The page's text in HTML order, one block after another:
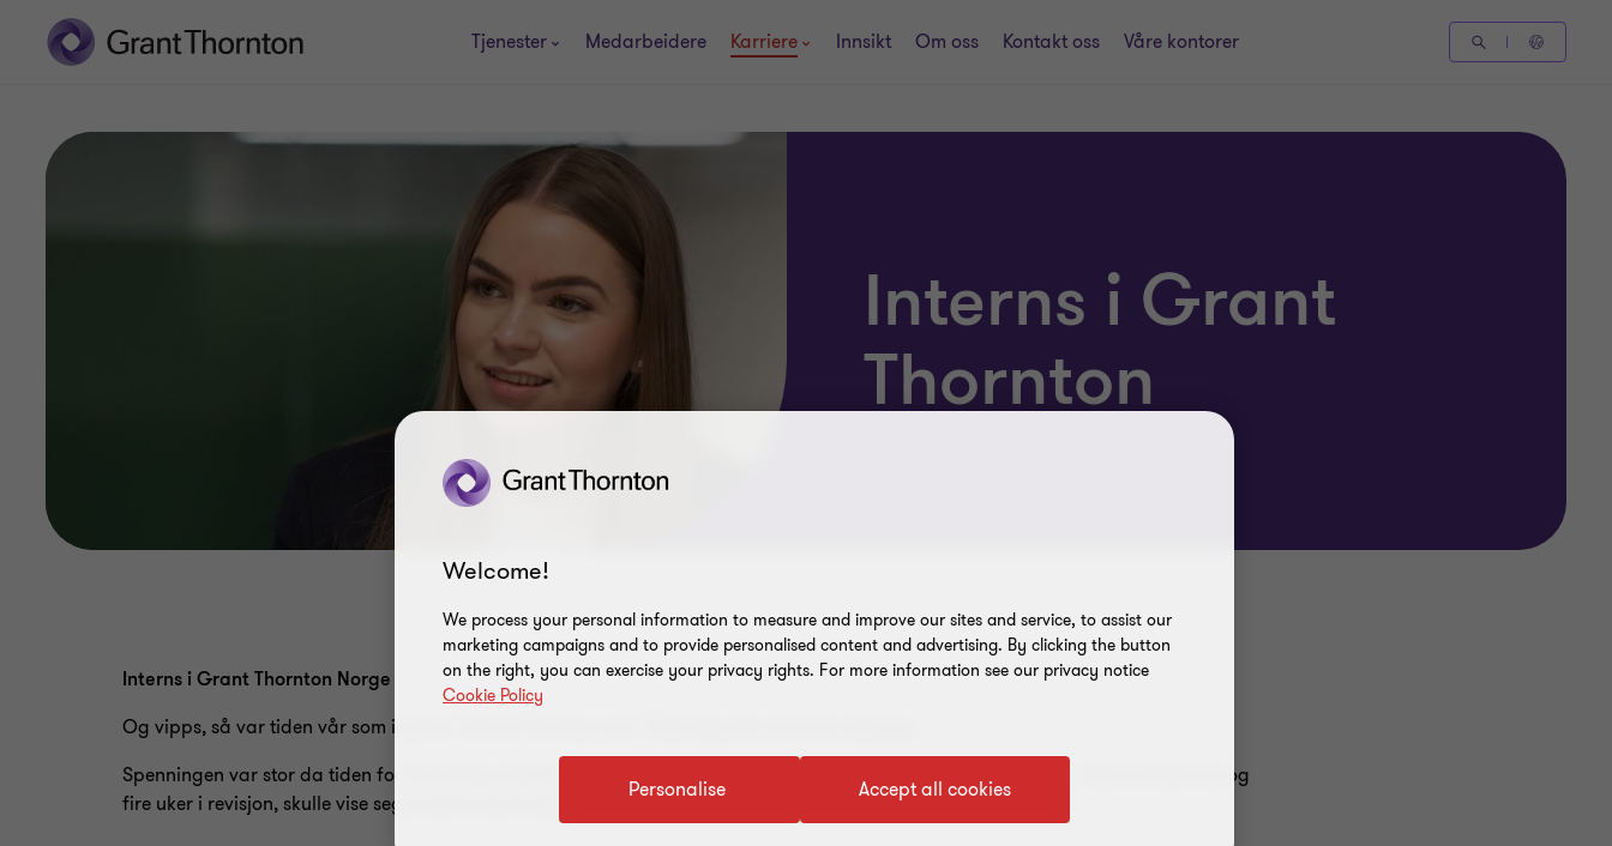
Tjenester Medarbeidere Karriere Innsikt Om oss Kontakt oss Våre kontorer
Interns i Grant
Thornton
Interns i Grant Thornton Norge
Og vipps, så var tiden vår som interns i Grant Thornton over. Tiden flyr når man har det gøy.
Spenningen var stor da tiden for internship endelig var kommet. De kommende åtte ukene, henholdsvis fire uker i økonomiservice og
fire uker i revisjon, skulle vise seg å være svært inspirerende og lærerike.
Welcome!
We process your personal information to measure and improve our sites and service, to assist our
marketing campaigns and to provide personalised content and advertising. By clicking the button
on the right, you can exercise your privacy rights. For more information see our privacy notice
Cookie Policy
Accept all cookies
Personalise